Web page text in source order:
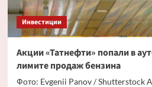
Инвестиции
Акции «Татнефти» попали в
лимите продаж бензина
Фото: Evgenii Panov / Shutterstock